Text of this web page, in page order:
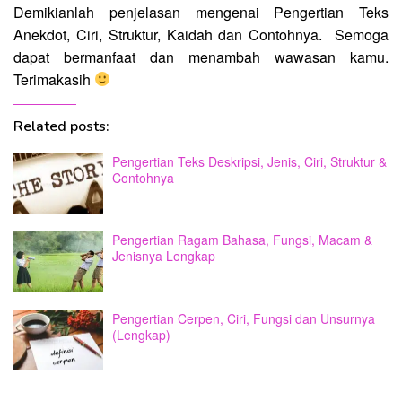
Demikianlah penjelasan mengenai Pengertian Teks
Anekdot, Ciri, Struktur, Kaidah dan Contohnya. Semoga
dapat bermanfaat dan menambah wawasan kamu.
Terimakasih
Related posts:
Pengertian Teks Deskripsi, Jenis, Ciri, Struktur &
Contohnya
Pengertian Ragam Bahasa, Fungsi, Macam &
Jenisnya Lengkap
Pengertian Cerpen, Ciri, Fungsi dan Unsurnya
(Lengkap)